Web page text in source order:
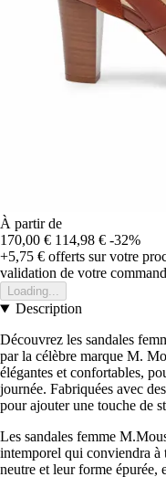
À partir de
170,00 € 114,98 € -32%
+5,75 € offerts sur votre
validation de votre
Loading...
Description
Découvrez les sandales
par la célèbre marque M.
élégantes et confortables,
journée. Fabriquées avec
pour ajouter une touche de
Les sandales femme
intemporel qui conviendra à
neutre et leur forme épurée,